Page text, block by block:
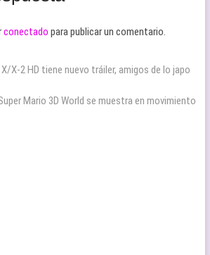
conectado para publicar un comentario.
X-2 HD tiene nuevo tráiler, amigos de lo japo
siguiente:Mario 3D World se muestra en movimiento